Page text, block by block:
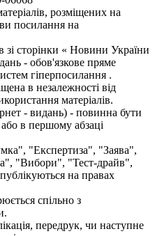
розміщених на
посилання на
зі сторінки « Новини України
- обов'язкове пряме
гіперпосилання .
в незалежності від
матеріалів.
- видань) - повинна бути
в першому абзаці
"Експертиза", "Заява",
"Вибори", "Тест-драйв",
на правах
спільно з
передрук, чи наступне